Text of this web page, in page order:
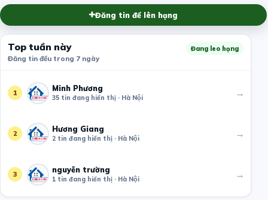
Đăng tin để lên hạng
Top tuần này
Đăng tin đều trong 7 ngày
Đang leo hạng
1 Minh Phương
35 tin đang hiển thị · Hà Nội →
2 Hương Giang
2 tin đang hiển thị · Hà Nội →
3 nguyễn trường
1 tin đang hiển thị · Hà Nội →